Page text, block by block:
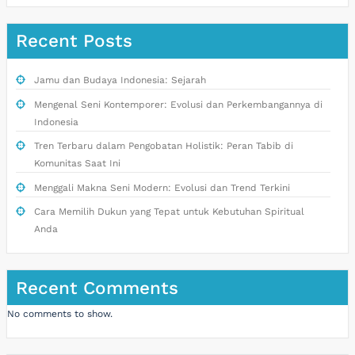
Recent Posts
Jamu dan Budaya Indonesia: Sejarah
Mengenal Seni Kontemporer: Evolusi dan Perkembangannya di
Indonesia
Tren Terbaru dalam Pengobatan Holistik: Peran Tabib di
Komunitas Saat Ini
Menggali Makna Seni Modern: Evolusi dan Trend Terkini
Cara Memilih Dukun yang Tepat untuk Kebutuhan Spiritual
Anda
Recent Comments
No comments to show.